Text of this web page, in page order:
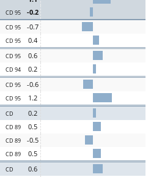
CD 95
-0.2
CD 95
-0.7
CD 95 0.4
CD 95
0.6
CD 94 0.2
CD 95
-0.6
CD 95
1.2
CD 0.2
CD 89
0.5
CD 89
-0.5
CD 89
0.5
CD 0.6